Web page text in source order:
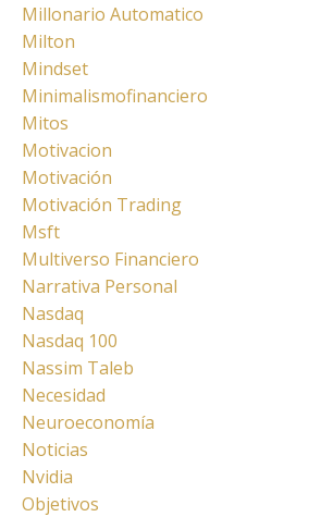
Millonario Automatico
Milton
Mindset
Minimalismofinanciero
Mitos
Motivacion
Motivación
Motivación Trading
Msft
Multiverso Financiero
Narrativa Personal
Nasdaq
Nasdaq 100
Nassim Taleb
Necesidad
Neuroeconomía
Noticias
Nvidia
Objetivos